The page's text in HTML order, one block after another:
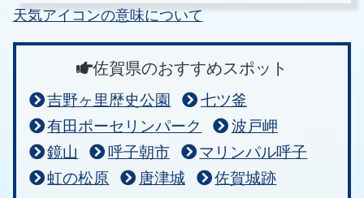
天気アイコンの意味について
佐賀県のおすすめスポット
吉野ヶ里歴史公園
七ツ釜
有田ポーセリンパーク
波戸岬
鏡山
呼子朝市
マリンパル呼子
虹の松原
唐津城 佐賀城跡